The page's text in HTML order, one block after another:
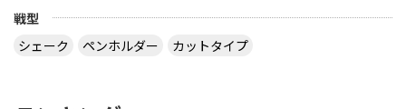
ラケットで フォア面に近い所に 厚い接着層を入れ
る想定をしたのでしょうか？
戦型
シェーク
ペンホルダー カットタイプ